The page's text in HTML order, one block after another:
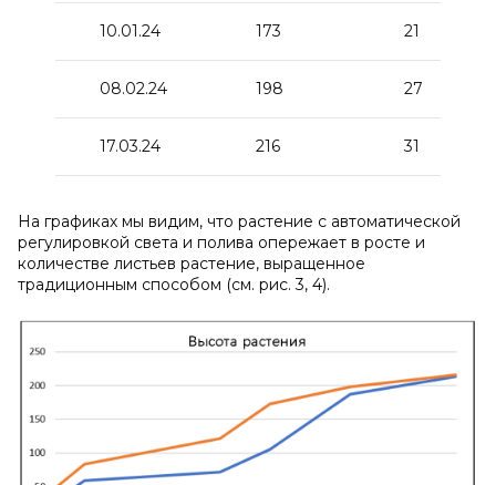
10.01.24 173 21
08.02.24 198 27
17.03.24 216 31
На графиках мы видим, что растение с автоматической
регулировкой света и полива опережает в росте и
количестве листьев растение, выращенное
традиционным способом (см. рис. 3, 4).